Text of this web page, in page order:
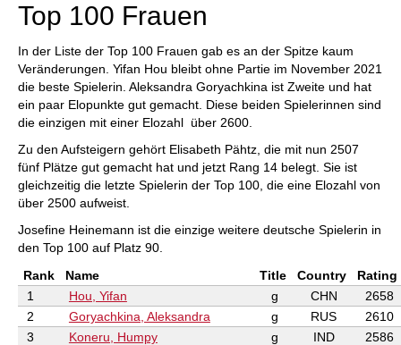
Top 100 Frauen
In der Liste der Top 100 Frauen gab es an der Spitze kaum
Veränderungen. Yifan Hou bleibt ohne Partie im November 2021
die beste Spielerin. Aleksandra Goryachkina ist Zweite und hat
ein paar Elopunkte gut gemacht. Diese beiden Spielerinnen sind
die einzigen mit einer Elozahl über 2600.
Zu den Aufsteigern gehört Elisabeth Pähtz, die mit nun 2507
fünf Plätze gut gemacht hat und jetzt Rang 14 belegt. Sie ist
gleichzeitig die letzte Spielerin der Top 100, die eine Elozahl von
über 2500 aufweist.
Josefine Heinemann ist die einzige weitere deutsche Spielerin in
den Top 100 auf Platz 90.
Rank
Name Title Country
Rating
1
Hou, Yifan g CHN
2658
2
Goryachkina, Aleksandra g RUS
2610
3
Koneru, Humpy g IND
2586